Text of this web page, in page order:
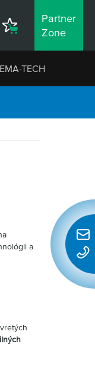
Nákupný
Partner
Zone
TECH
a